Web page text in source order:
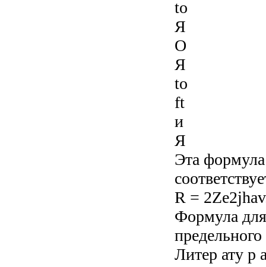
to
Я
О
Я
to
ft
и
Я
Эта
R =
Формула
Литер ату р